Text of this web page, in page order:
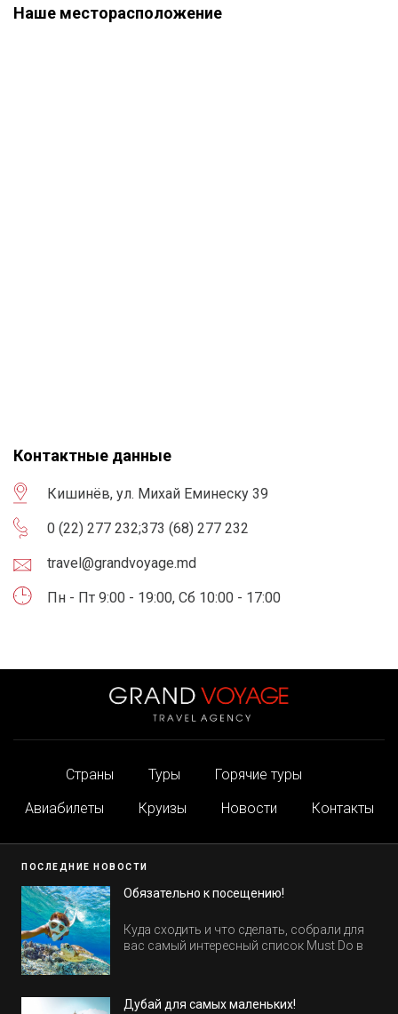
Наше месторасположение
Контактные данные
Кишинёв, ул. Михай Еминеску 39
0 (22) 277 232;373 (68) 277 232
travel@grandvoyage.md
Пн - Пт 9:00 - 19:00, Сб 10:00 - 17:00
Страны Туры
Горячие туры
Авиабилеты
Круизы Новости Контакты
ПОСЛЕДНИЕ НОВОСТИ
Обязательно к посещению!
Куда сходить и что сделать, собрали для
вас самый интересный список Must Do в
Дубай для самых маленьких!